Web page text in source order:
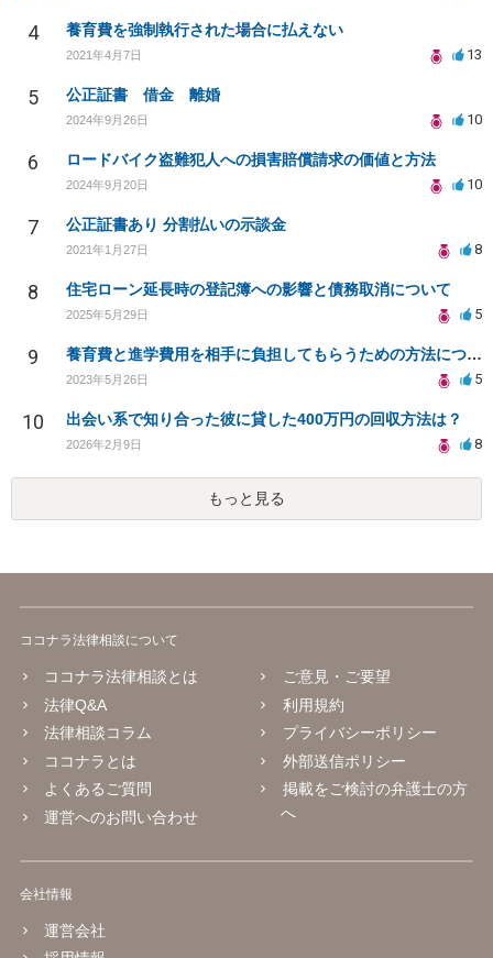
4 養育費を強制執行された場合に払えない
2021年4月7日 13
5 公正証書 借金 離婚
2024年9月26日 10
6 ロードバイク盗難犯人への損害賠償請求の価値と方法
2024年9月20日 10
7 公正証書あり 分割払いの示談金
2021年1月27日 8
8 住宅ローン延長時の登記簿への影響と債務取消について
2025年5月29日 5
9 養育費と進学費用を相手に負担してもらうための方法について
2023年5月26日 5
10 出会い系で知り合った彼に貸した400万円の回収方法は？
2026年2月9日 8
もっと見る
ココナラ法律相談について
ココナラ法律相談とは
法律Q&A
法律相談コラム
ココナラとは
よくあるご質問
運営へのお問い合わせ
ご意見・ご要望
利用規約
プライバシーポリシー
外部送信ポリシー
掲載をご検討の弁護士の方
へ
会社情報
運営会社